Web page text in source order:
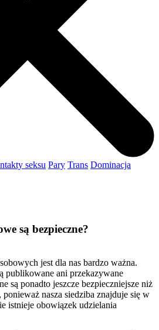
seksu Pary Trans Dominacja
są bezpieczne?
jest dla nas bardzo ważna.
publikowane ani przekazywane
są ponadto jeszcze bezpieczniejsze niż
nasza siedziba znajduje się w
istnieje obowiązek udzielania